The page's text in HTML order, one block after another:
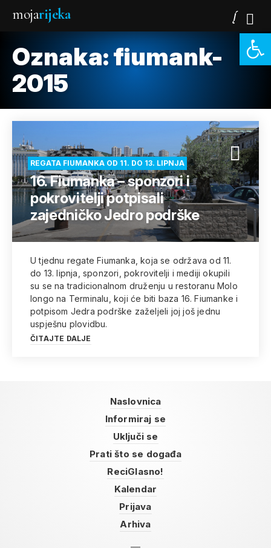
mojarijeka
Oznaka:fiumank-
2015
REGATA FIUMANKA OD 11. DO 13. LIPNJA
16. Fiumanka – sponzori i
pokrovitelji potpisali
zajedničko Jedro podrške
U tjednu regate Fiumanka, koja se održava od 11.
do 13. lipnja, sponzori, pokrovitelji i mediji okupili
su se na tradicionalnom druženju u restoranu Molo
longo na Terminalu, koji će biti baza 16. Fiumanke i
potpisom Jedra podrške zaželjeli joj još jednu
uspješnu plovidbu.
ČITAJTE DALJE
Naslovnica
Informiraj se
Uključi se
Prati što se događa
ReciGlasno!
Kalendar
Prijava
Arhiva